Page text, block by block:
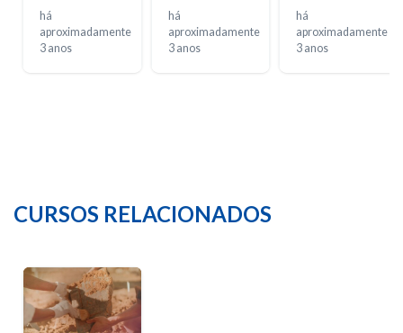
há
aproximadamente
3 anos
há
aproximadamente
3 anos
Mais
há
aproximadamente
3 anos
CURSOS RELACIONADOS